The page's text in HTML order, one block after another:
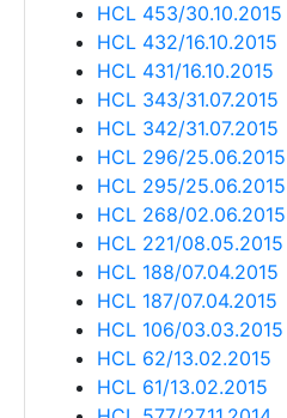
HCL 453/30.10.2015
HCL 432/16.10.2015
HCL 431/16.10.2015
HCL 343/31.07.2015
HCL 342/31.07.2015
HCL 296/25.06.2015
HCL 295/25.06.2015
HCL 268/02.06.2015
HCL 221/08.05.2015
HCL 188/07.04.2015
HCL 187/07.04.2015
HCL 106/03.03.2015
HCL 62/13.02.2015
HCL 61/13.02.2015